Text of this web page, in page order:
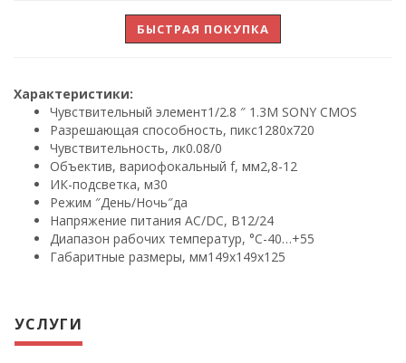
БЫСТРАЯ ПОКУПКА
Характеристики:
Чувствительный элемент1/2.8 ″ 1.3M SONY CMOS
Разрешающая способность, пикс1280х720
Чувствительность, лк0.08/0
Объектив, вариофокальный f, мм2,8-12
ИК-подсветка, м30
Режим ″День/Ночь″да
Напряжение питания AC/DC, В12/24
Диапазон рабочих температур, °С-40…+55
Габаритные размеры, мм149х149х125
УСЛУГИ